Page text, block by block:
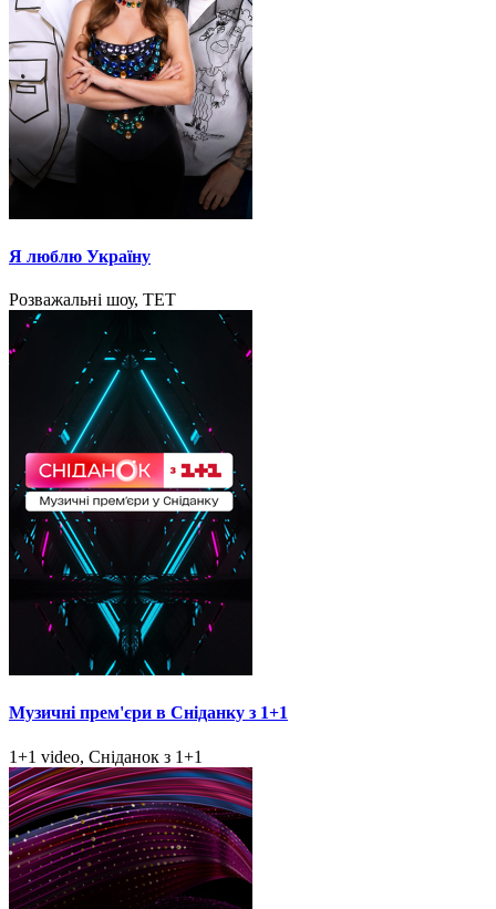
Я люблю Україну
Розважальні шоу, ТЕТ
Музичні прем'єри в Сніданку з 1+1
1+1 video, Сніданок з 1+1